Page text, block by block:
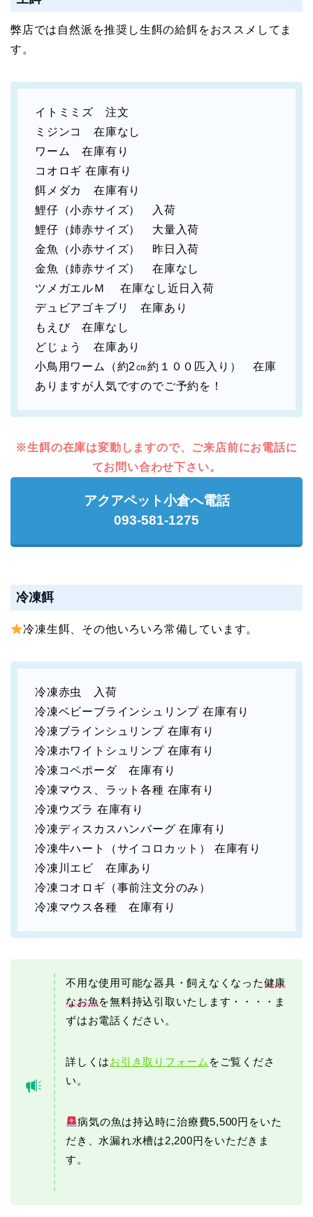
弊店では自然派を推奨し生餌の給餌をおススメしてま
す。
イトミミズ 注文
ミジンコ 在庫なし
ワーム 在庫有り
コオロギ 在庫有り
餌メダカ 在庫有り
鯉仔（小赤サイズ） 入荷
鯉仔（姉赤サイズ） 大量入荷
金魚（小赤サイズ） 昨日入荷
金魚（姉赤サイズ） 在庫なし
ツメガエルＭ 在庫なし近日入荷
デュビアゴキブリ 在庫あり
もえび 在庫なし
どじょう 在庫あり
小鳥用ワーム（約2㎝約１００匹入り） 在庫
ありますが人気ですのでご予約を！
※生餌の在庫は変動しますので、ご来店前にお電話に
てお問い合わせ下さい。
アクアペット小倉へ電話
093-581-1275
冷凍餌
冷凍生餌、その他いろいろ常備しています。
冷凍赤虫 入荷
冷凍ベビーブラインシュリンプ 在庫有り
冷凍ブラインシュリンプ 在庫有り
冷凍ホワイトシュリンプ 在庫有り
冷凍コペポーダ 在庫有り
冷凍マウス、ラット各種 在庫有り
冷凍ウズラ 在庫有り
冷凍ディスカスハンバーグ 在庫有り
冷凍牛ハート（サイコロカット） 在庫有り
冷凍川エビ 在庫あり
冷凍コオロギ（事前注文分のみ）
冷凍マウス各種 在庫有り
不用な使用可能な器具・飼えなくなった健康
なお魚を無料持込引取いたします・・・・ま
ずはお電話ください。
詳しくはお引き取りフォーム をご覧くださ
い。
病気の魚は持込時に治療費5,500円をいた
だき、水漏れ水槽は2,200円をいただきま
す。